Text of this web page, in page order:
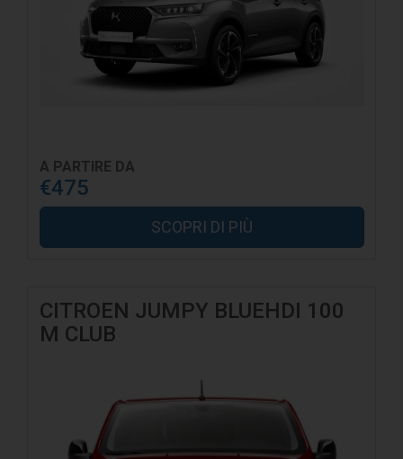
A PARTIRE DA
€475
SCOPRI DI PIÙ
CITROEN JUMPY BLUEHDI 100
M CLUB